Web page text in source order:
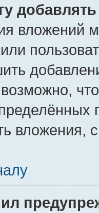
вложений
вложения,